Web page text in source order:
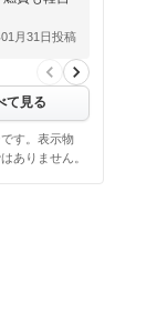
月31日投稿
て見る
す。表示物
ありません。